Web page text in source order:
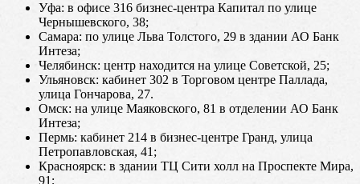
Уфа: в офисе 316 бизнес-центра Капитал по улице
Чернышевского, 38;
Самара: по улице Льва Толстого, 29 в здании АО Банк
Интеза;
Челябинск: центр находится на улице Советской, 25;
Ульяновск: кабинет 302 в Торговом центре Паллада,
улица Гончарова, 27.
Омск: на улице Маяковского, 81 в отделении АО Банк
Интеза;
Пермь: кабинет 214 в бизнес-центре Гранд, улица
Петропавловская, 41;
Красноярск: в здании ТЦ Сити холл на Проспекте Мира,
91;